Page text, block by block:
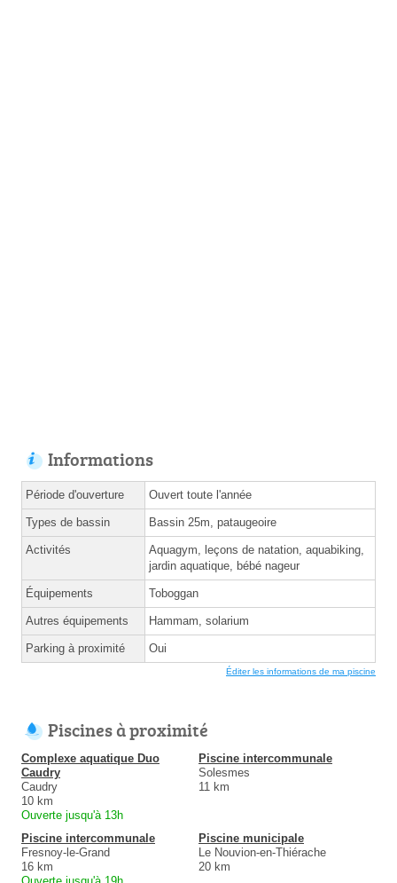
Informations
Période d'ouverture Ouvert toute l'année
Types de bassin Bassin 25m, pataugeoire
Activités
Aquagym, leçons de natation, aquabiking,
jardin aquatique, bébé nageur
Équipements Toboggan
Autres équipements Hammam, solarium
Parking à proximité Oui
Éditer les informations de ma piscine
Piscines à proximité
Complexe aquatique Duo
Caudry
Caudry
10 km
Ouverte jusqu'à 13h
Piscine intercommunale
Solesmes
11 km
Piscine intercommunale
Fresnoy-le-Grand
16 km
Piscine municipale
Le Nouvion-en-Thiérache
20 km